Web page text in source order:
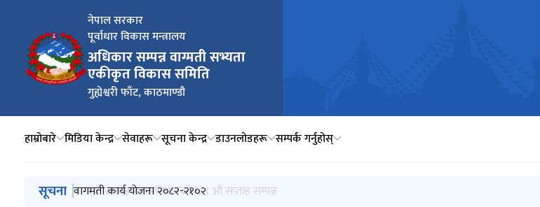
नेपाल सरकार
पूर्वाधार विकास मन्त्रालय
अधिकार सम्पन्न वाग्मती सभ्यता
एकीकृत विकास समिति
गुह्येश्वरी फाँट, काठमाण्डौ
हाम्रोबारे मिडिया केन्द्र सेवाहरू सूचना केन्द्र डाउनलोडहरू सम्पर्क गर्नुहोस्
मुख्य नेभिगेसनमा जानुहोस्
सूचना वाग्मती सफाइ महाअभियानको ६९० औं सप्ताह सम्पन्न
वाग्मती सफाइ महाअभियानको ६८९ औं सप्ताह सम्पन्न
वागमती कार्य योजना २०८२-२१०२
वाग्मती सफाइ महाअभियानको ६८८ औं सप्ताह सम्पन्न
पानी परिक्षण प्रतिवेदन जेठ २०८३